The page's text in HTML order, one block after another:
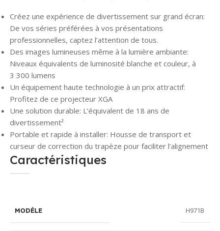
Créez une expérience de divertissement sur grand écran:
De vos séries préférées à vos présentations
professionnelles, captez l’attention de tous.
Des images lumineuses même à la lumière ambiante:
Niveaux équivalents de luminosité blanche et couleur, à
3 300 lumens
Un équipement haute technologie à un prix attractif:
Profitez de ce projecteur XGA
Une solution durable: L’équivalent de 18 ans de
divertissement²
Portable et rapide à installer: Housse de transport et
curseur de correction du trapèze pour faciliter l’alignement
Caractéristiques
MODÉLE H971B